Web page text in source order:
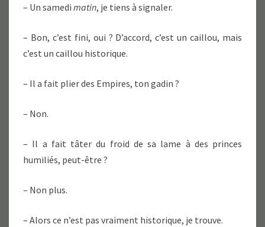
– Un samedi matin, je tiens à signaler.
– Bon, c’est fini, oui ? D’accord, c’est un caillou, mais
c’est un caillou historique.
– Il a fait plier des Empires, ton gadin ?
– Non.
– Il a fait tâter du froid de sa lame à des princes
humiliés, peut-être ?
– Non plus.
– Alors ce n’est pas vraiment historique, je trouve.